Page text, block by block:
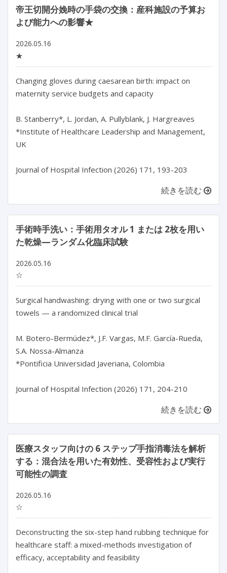
帝王切開分娩時の手袋の交換：産科施設の予算お
よび能力への影響★
2026.05.16
★
Changing gloves during caesarean birth: impact on
maternity service budgets and capacity
B. Stanberry*, L. Jordan, A. Pullyblank, J. Hargreaves
*Institute of Healthcare Leadership and Management,
UK
続きを読む
手術時手洗い：手術用タオル 1 または 2枚を用い
た乾燥—ランダム化臨床試験
2026.05.16
☆
Surgical handwashing: drying with one or two surgical
towels — a randomized clinical trial
M. Botero-Bermúdez*, J.F. Vargas, M.F. García-Rueda,
S.A. Nossa-Almanza
*Pontificia Universidad Javeriana, Colombia
続きを読む
医療スタッフ向けの 6 ステップ手指消毒法を解析
する：混合法を用いた有効性、受容性および実行
可能性の調査
2026.05.16
☆
Deconstructing the six-step hand rubbing technique for
healthcare staff: a mixed-methods investigation of
efficacy, acceptability and feasibility